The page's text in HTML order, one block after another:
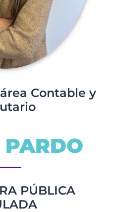
Contable y
PÚBLICA